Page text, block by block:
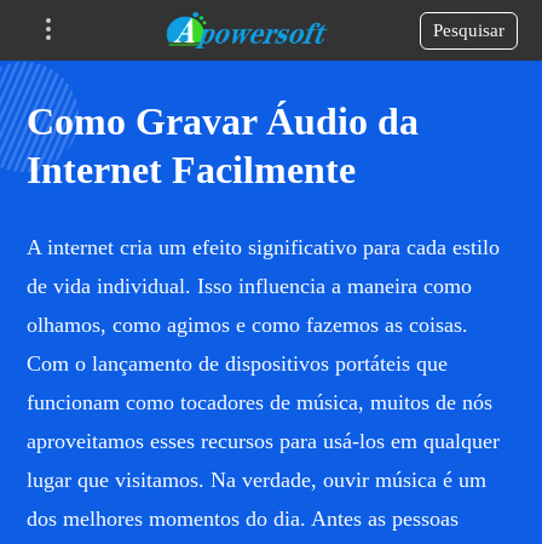
Pesquisar
Como Gravar Áudio da
Internet Facilmente
A internet cria um efeito significativo para cada estilo
de vida individual. Isso influencia a maneira como
olhamos, como agimos e como fazemos as coisas.
Com o lançamento de dispositivos portáteis que
funcionam como tocadores de música, muitos de nós
aproveitamos esses recursos para usá-los em qualquer
lugar que visitamos. Na verdade, ouvir música é um
dos melhores momentos do dia. Antes as pessoas